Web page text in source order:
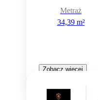
Metraż
34,39 m²
Zobacz więcej